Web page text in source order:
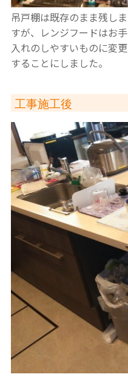
吊戸棚は既存のまま残しま
すが、レンジフードはお手
入れのしやすいものに変更
することにしました。
工事施工後